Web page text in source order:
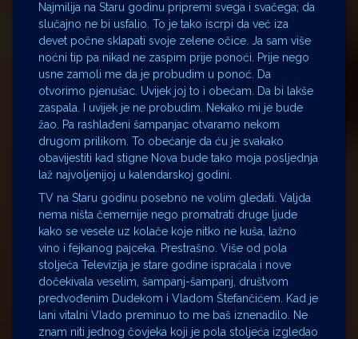
Najmilija na Staru godinu pripremi svega i svačega; da
slučajno ne bi usfalio. To je tako iscrpi da već iza
devet počne sklapati svoje zelene očice. Ja sam više
noćni tip pa nikad ne zaspim prije ponoći. Prije nego
usne zamoli me da je probudim u ponoć. Da
otvorimo pjenušac. Uvijek joj to i obećam. Da bi lakše
zaspala. I uvijek je ne probudim. Nekako mi je bude
žao. Pa rashlađeni šampanjac otvaramo nekom
drugom prilikom. To obećanje da ću je svakako
obavijestiti kad stigne Nova bude tako moja posljednja
laž najvoljenijoj u kalendarskoj godini.
TV na Staru godinu posebno ne volim gledati. Valjda
nema ništa čemernije nego promatrati druge ljude
kako se vesele uz kolače koje nitko ne kuša, lažno
vino i fejkanog pajceka. Prestrašno. Više od pola
stoljeća Televizija je stare godine ispraćala i nove
dočekivala veselim, šampanj-šampanj, društvom
predvođenim Dudekom i Vladom Štefančićem. Kad je
lani vitalni Vlado preminuo to me baš iznenadilo. Ne
znam niti jednog čovjeka koji je pola stoljeća izgledao